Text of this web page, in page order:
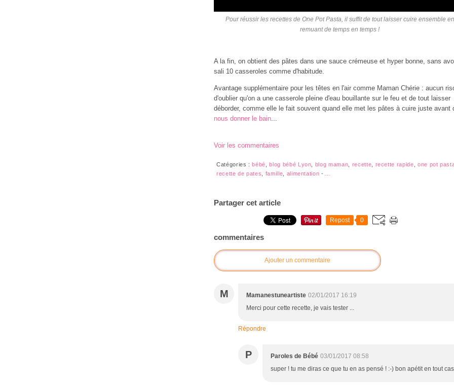
Pour réussir les recettes de One Pot Pasta, il suffit de tout laisser cuire ensemble en
remuant de temps en temps !
A la fin, on obtient des pâtes dans une sauce crémeuse et hyper bonne, sans
sali 10 casseroles comme d'habitude.
Avantage supplémentaire pour les têtes en l'air comme Maman Chérie : aucun
d'oublier qu'on a une casserole pleine d'eau bouillante sur le feu et de tout laisser
déborder, comme elle le fait souvent quand elle met les pâtes à cuire juste avant
nous donner le bain
Voir les commentaires
Catégories :bébé ,blog bébé Lyon blog maman recette recette rapide one pot
recette de pates
famille alimentation -
Partager cet article
Repost 0
commentaires
Ajouter un commentaire
M Mamanestuneartiste 02/01/2017 16:19
Merci pour cette recette, je vais tester ...
Répondre
P Paroles de Bébé 03/01/2017 08:58
super ! tu me diras ce que tu en as pensé ! :-) bon apétit en tout